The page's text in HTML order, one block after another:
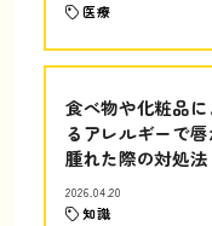
医療
食べ物や化粧品に
るアレルギーで
腫れた際の対処法
2026.04.20
知識